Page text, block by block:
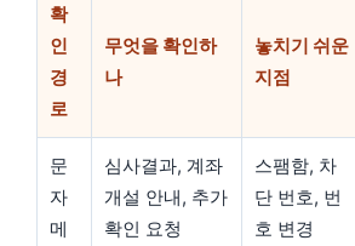
확
인
경
로
무엇을 확인하
나
놓치기 쉬운
지점
문
자
메
심사결과, 계좌
개설 안내, 추가
확인 요청
스팸함, 차
단 번호, 번
호 변경